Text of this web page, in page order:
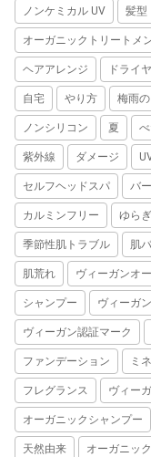
ノンケミカル UV 髪型
オーガニックトリートメ
ヘアアレンジ ドライ
自宅 やり方 梅雨
ノンシリコン 夏
紫外線 ダメージ
セルフヘッドスパ バ
カルミンフリー ゆら
季節性肌トラブル 肌
肌荒れ ヴィーガンオ
シャンプー ヴィーガ
ヴィーガン認証マーク
ファンデーション ミ
フレグランス ヴィー
オーガニックシャンプー
天然由来 オーガニッ